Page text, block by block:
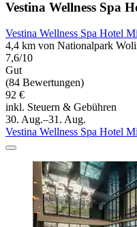
Vestina Wellness Spa
Vestina Wellness Spa Hotel
4,4 km von Nationalpark
7,6/10
Gut
(84 Bewertungen)
92 €
inkl. Steuern & Gebühren
30. Aug.–31. Aug.
Vestina Wellness Spa Hotel